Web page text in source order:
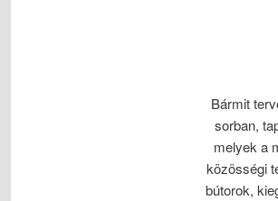
Bármit
sorban,
melyek a
közösségi
bútorok,